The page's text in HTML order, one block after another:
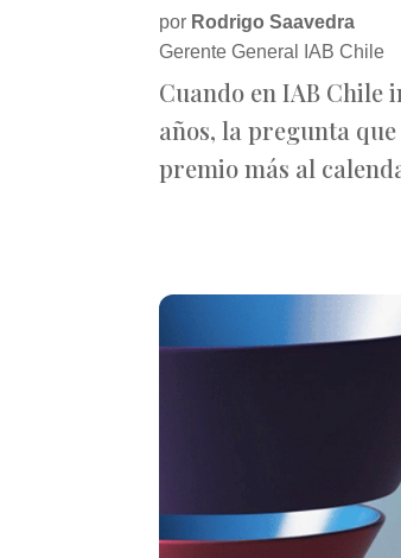
por Rodrigo Saavedra
Gerente General IAB Chile
Cuando en IAB Chile
años, la pregunta
premio más al